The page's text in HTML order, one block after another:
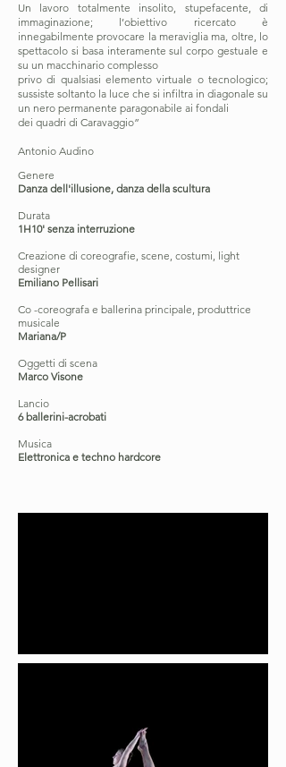
Un lavoro totalmente insolito, stupefacente, di
immaginazione; l’obiettivo ricercato è
innegabilmente provocare la meraviglia ma, oltre, lo
spettacolo si basa interamente sul corpo gestuale e
su un macchinario complesso
privo di qualsiasi elemento virtuale o tecnologico;
sussiste soltanto la luce che si infiltra in diagonale su
un nero permanente paragonabile ai fondali
dei quadri di Caravaggio”
Antonio Audino
Genere
Danza dell'illusione, danza della scultura
Durata
1H10' senza interruzione
Creazione di coreografie, scene, costumi, light
designer
Emiliano Pellisari
Co -coreografa e ballerina principale, produttrice
musicale
Mariana/P
Oggetti di scena
Marco Visone
Lancio
6 ballerini-acrobati
Musica
Elettronica e techno hardcore